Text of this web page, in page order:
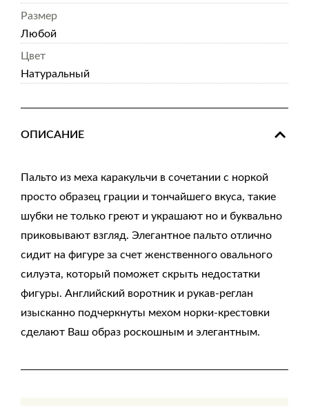
Размер
Любой
Цвет
Натуральный
ОПИСАНИЕ
Пальто из меха каракульчи в сочетании с норкой
просто образец грации и тончайшего вкуса, такие
шубки не только греют и украшают но и буквально
приковывают взгляд. Элегантное пальто отлично
сидит на фигуре за счет женственного овального
силуэта, который поможет скрыть недостатки
фигуры. Английский воротник и рукав-реглан
изысканно подчеркнуты мехом норки-крестовки
сделают Ваш образ роскошным и элегантным.